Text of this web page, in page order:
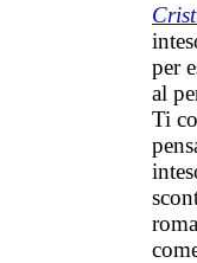
per
al
Ti